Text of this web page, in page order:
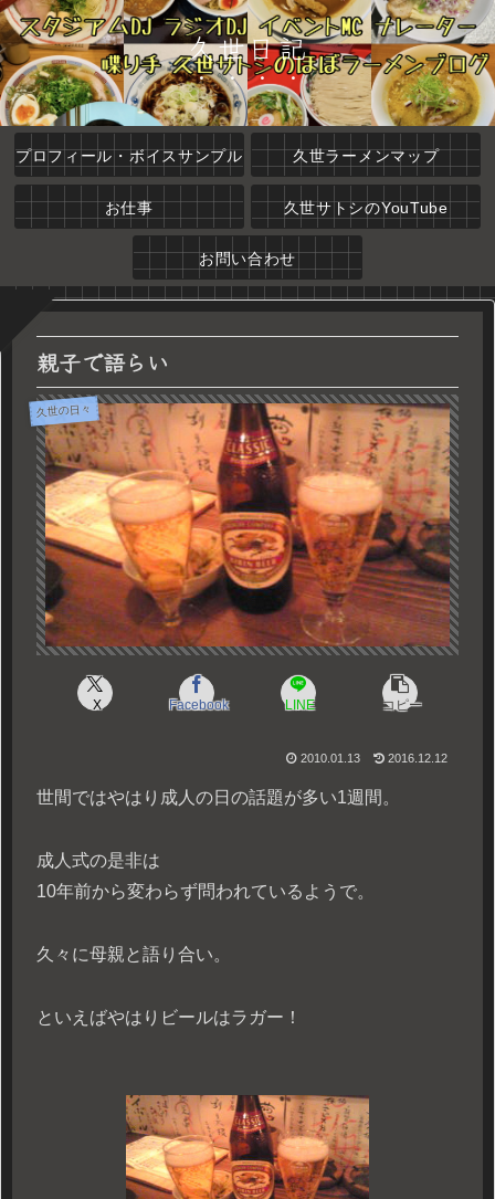
久世日記
プロフィール・ボイスサンプル 久世ラーメンマップ
お仕事 久世サトシのYouTube
お問い合わせ
親子で語らい
久世の日々
X Facebook LINE コピー
2010.01.13 2016.12.12
世間ではやはり成人の日の話題が多い1週間。
成人式の是非は
10年前から変わらず問われているようで。
久々に母親と語り合い。
といえばやはりビールはラガー！